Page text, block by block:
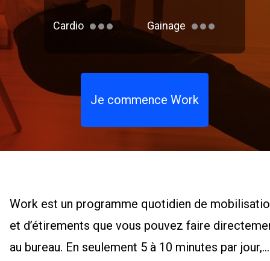
Cardio Gainage
Je commence Work
Work est un programme quotidien de
et d’étirements que vous pouvez faire
au bureau. En seulement 5 à 10 minutes par jour,